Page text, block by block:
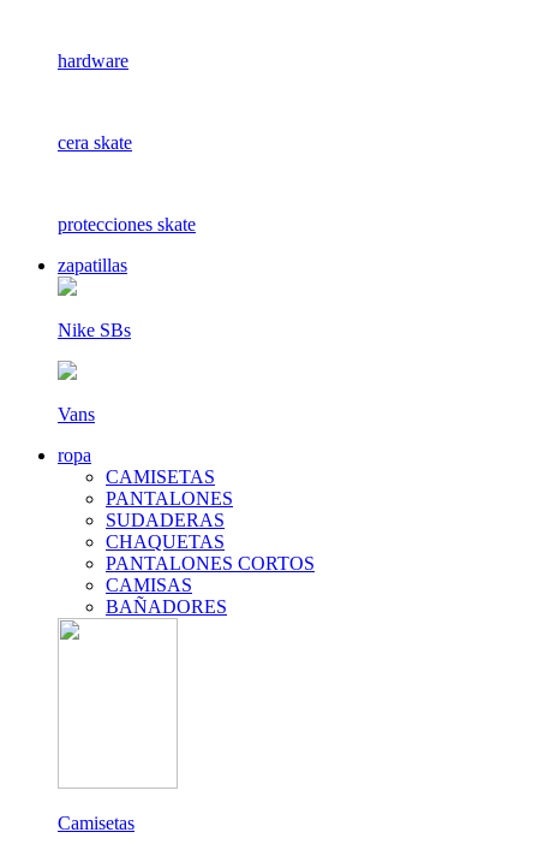
hardware
cera skate
protecciones skate
zapatillas
Nike SBs
Vans
ropa
CAMISETAS
PANTALONES
SUDADERAS
CHAQUETAS
PANTALONES CORTOS
CAMISAS
BAÑADORES
Camisetas